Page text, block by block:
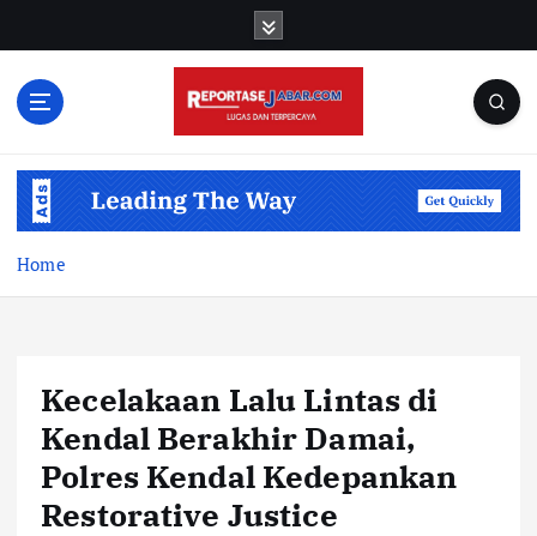
Home
Kecelakaan Lalu Lintas di
Kendal Berakhir Damai,
Polres Kendal Kedepankan
Restorative Justice